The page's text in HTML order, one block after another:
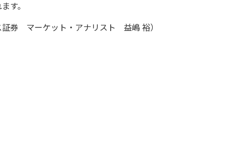
す。
証券 マーケット・アナリスト 益嶋 裕）